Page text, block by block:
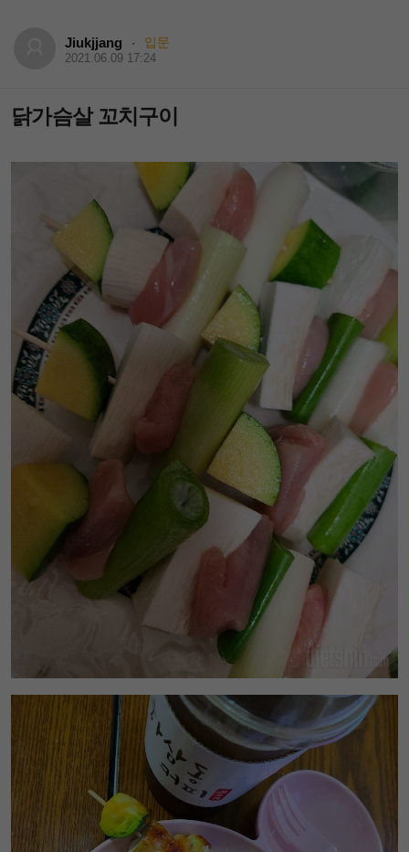
Jiukjjang · 입문
2021.06.09 17:24
닭가슴살 꼬치구이